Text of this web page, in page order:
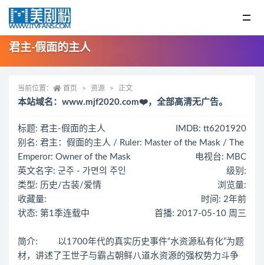
君主-假面的主人
当前位置： 首页 资源 正文
本站域名：www.mjf2020.com❤️，全部高清无广告。
标题: 君主-假面的主人
IMDB: tt6201920
别名: 君主：假面的主人 / Ruler: Master of the Mask / The
Emperor: Owner of the Mask
电视台: MBC
英文名字: 군주 - 가면의 주인
级别:
类型: 历史/古装/爱情
浏览量:
收藏量:
时间: 2年前
状态: 第1季连载中
首播: 2017-05-10 周三
简介: 以1700年代的真实历史事件“水资源私有化”为题
材，讲述了王世子与霸占朝鲜八道水资源的强权势力斗争